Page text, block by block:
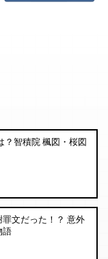
？智積院 楓図・桜図
文だった！？ 意外
語